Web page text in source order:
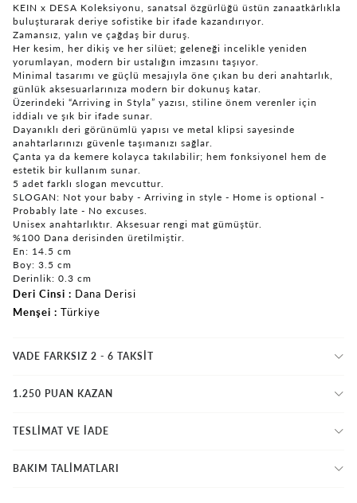
KEIN x DESA Koleksiyonu, sanatsal özgürlüğü üstün zanaatkârlıkla
buluşturarak deriye sofistike bir ifade kazandırıyor.
Zamansız, yalın ve çağdaş bir duruş.
Her kesim, her dikiş ve her silüet; geleneği incelikle yeniden
yorumlayan, modern bir ustalığın imzasını taşıyor.
Minimal tasarımı ve güçlü mesajıyla öne çıkan bu deri anahtarlık,
günlük aksesuarlarınıza modern bir dokunuş katar.
Üzerindeki “Arriving in Styla” yazısı, stiline önem verenler için
iddialı ve şık bir ifade sunar.
Dayanıklı deri görünümlü yapısı ve metal klipsi sayesinde
anahtarlarınızı güvenle taşımanızı sağlar.
Çanta ya da kemere kolayca takılabilir; hem fonksiyonel hem de
estetik bir kullanım sunar.
5 adet farklı slogan mevcuttur.
SLOGAN: Not your baby - Arriving in style - Home is optional -
Probably late - No excuses.
Unisex anahtarlıktır. Aksesuar rengi mat gümüştür.
%100 Dana derisinden üretilmiştir.
En: 14.5 cm
Boy: 3.5 cm
Derinlik: 0.3 cm
Deri Cinsi
Dana Derisi
Menşei
Türkiye
VADE FARKSIZ 2 - 6 TAKSIT
1.250 PUAN KAZAN
TESLİMAT VE İADE
BAKIM TALİMATLARI